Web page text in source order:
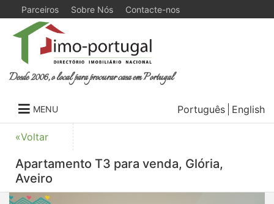
Parceiros Sobre Nós Contacte-nos
Desde 2006, o local para procurar casa em Portugal
MENU Português English
«Voltar
Apartamento T3 para venda, Glória,
Aveiro